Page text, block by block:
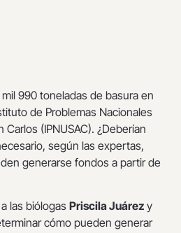
990 toneladas de basura en
de Problemas Nacionales
(IPNUSAC). ¿Deberían
según las expertas,
generarse fondos a partir de
las biólogas Priscila Juárez y
cómo pueden generar